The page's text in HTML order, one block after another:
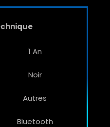
1 An
Noir
Autres
Bluetooth